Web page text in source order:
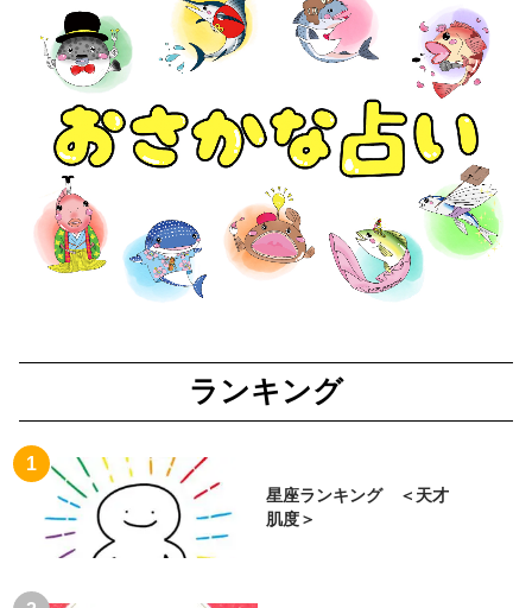
ランキング
星座ランキング ＜天才
肌度＞